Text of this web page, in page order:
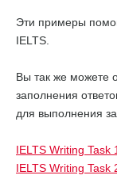
Эти примеры
IELTS.
Вы так же можете
заполнения
для выполнения
IELTS Writing Task
IELTS Writing Task